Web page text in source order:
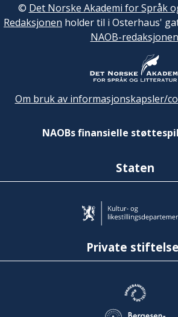
© Det Norske Akademi for Språk
Redaksjonen holder til i Osterhaus'
NAOB-redaksjonen
Om bruk av informasjonskapsler/
NAOBs finansielle
Staten
Private